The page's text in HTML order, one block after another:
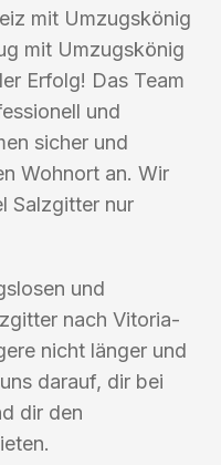
mit Umzugskönig
mit Umzugskönig
Erfolg! Das Team
und
sicher und
Wohnort an. Wir
Salzgitter nur
und
nach Vitoria-
nicht länger und
darauf, dir bei
dir den